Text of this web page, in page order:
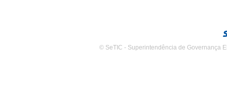
© SeTIC - Superintendência de Governança